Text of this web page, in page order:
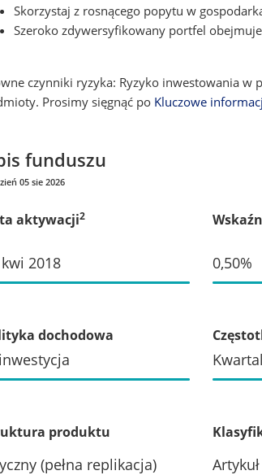
Skorzystaj z rosnącego popytu w
Szeroko zdywersyfikowany portfel
czynniki ryzyka: Ryzyko inwestowania
Prosimy sięgnąć po Kluczowe
funduszu
05 sie 2026
aktywacji2
2018 0,50%
dochodowa
produktu
(pełna replikacja)